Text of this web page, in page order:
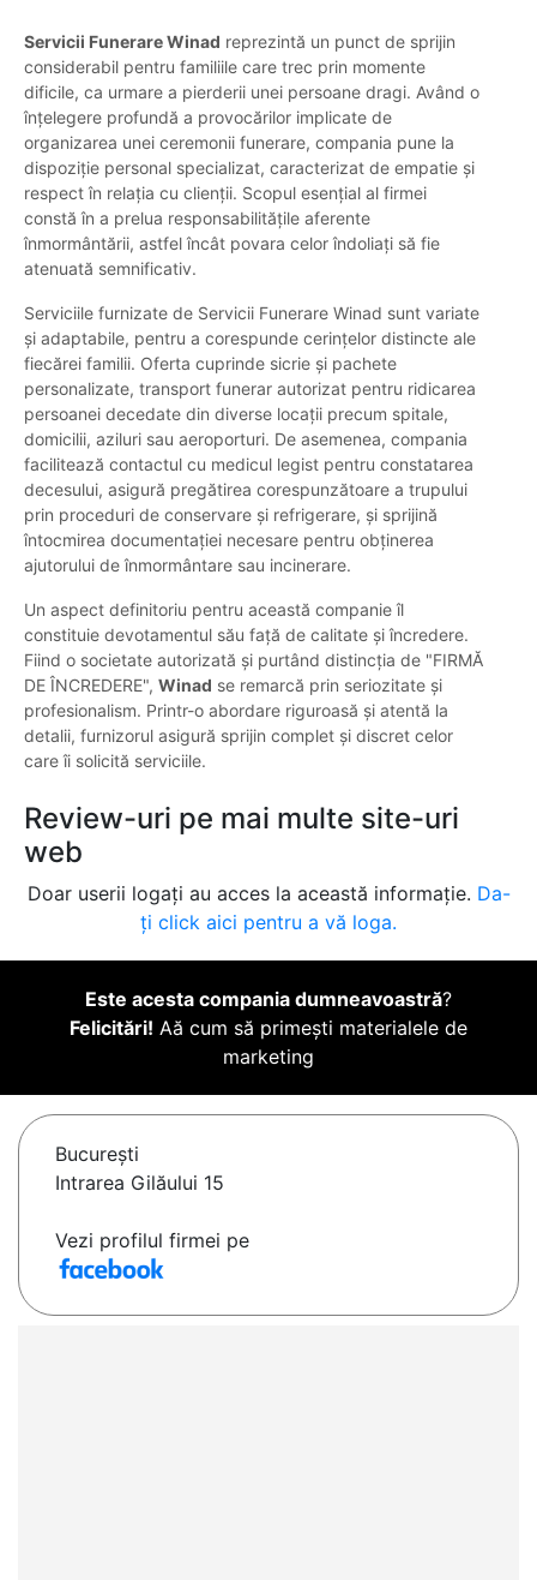
Servicii Funerare Winad reprezintă un punct de sprijin
considerabil pentru familiile care trec prin momente
dificile, ca urmare a pierderii unei persoane dragi. Având o
înțelegere profundă a provocărilor implicate de
organizarea unei ceremonii funerare, compania pune la
dispoziție personal specializat, caracterizat de empatie și
respect în relația cu clienții. Scopul esențial al firmei
constă în a prelua responsabilitățile aferente
înmormântării, astfel încât povara celor îndoliați să fie
atenuată semnificativ.
Serviciile furnizate de Servicii Funerare Winad sunt variate
și adaptabile, pentru a corespunde cerințelor distincte ale
fiecărei familii. Oferta cuprinde sicrie și pachete
personalizate, transport funerar autorizat pentru ridicarea
persoanei decedate din diverse locații precum spitale,
domicilii, aziluri sau aeroporturi. De asemenea, compania
facilitează contactul cu medicul legist pentru constatarea
decesului, asigură pregătirea corespunzătoare a trupului
prin proceduri de conservare și refrigerare, și sprijină
întocmirea documentației necesare pentru obținerea
ajutorului de înmormântare sau incinerare.
Un aspect definitoriu pentru această companie îl
constituie devotamentul său față de calitate și încredere.
Fiind o societate autorizată și purtând distincția de "FIRMĂ
DE ÎNCREDERE", Winad se remarcă prin seriozitate și
profesionalism. Printr-o abordare riguroasă și atentă la
detalii, furnizorul asigură sprijin complet și discret celor
care îi solicită serviciile.
Review-uri pe mai multe site-uri
web
Doar userii logați au acces la această informație. Da-
ți click aici pentru a vă loga.
Este acesta compania dumneavoastră?
Felicitări! Aă cum să primești materialele de
marketing
Bucureşti
Intrarea Gilăului 15
Vezi profilul firmei pe